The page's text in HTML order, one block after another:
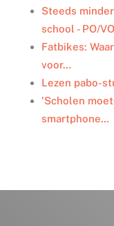
I
n
o
k
r
Steeds
school - PO/VO
Fatbikes:
voor…
Lezen pabo-
'Scholen
smartphone…